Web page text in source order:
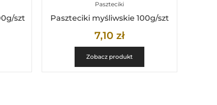
szt
Paszteciki
Paszteciki myśliwskie 100g/szt
7,10 zł
Zobacz produkt